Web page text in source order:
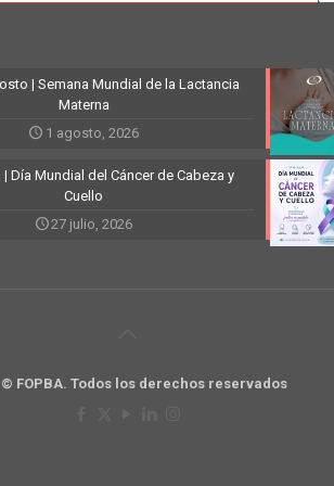
| Semana Mundial de la Lactancia
Materna
1 agosto, 2026
Día Mundial del Cáncer de Cabeza y
Cuello
27 julio, 2026
© FOPBA. Todos los derechos reservados